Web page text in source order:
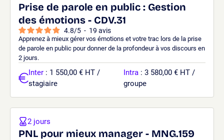
Prise de parole en public : Gestion
des émotions - CDV.31
4.8/5 - 19 avis
Apprenez à mieux gérer vos émotions et votre trac lors de la prise
de parole en public pour donner de la profondeur à vos discours en
2 jours.
Inter : 1 550,00 € HT /
stagiaire
Intra : 3 580,00 € HT /
groupe
PNL pour mieux manager - MNG.159
2 jours